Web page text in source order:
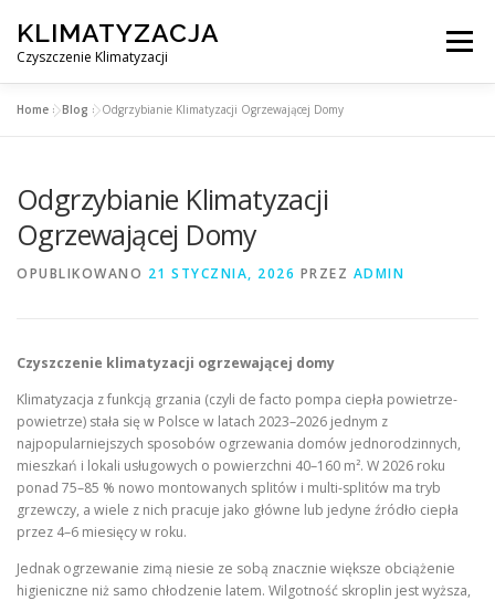
treści
KLIMATYZACJA
Czyszczenie Klimatyzacji
Menu
OBSŁUGIWANE MIASTA POD WARSZAWĄ
Home »Blog »Odgrzybianie Klimatyzacji Ogrzewającej Domy
Odgrzybianie Klimatyzacji
Ogrzewającej Domy
OPUBLIKOWANO 21 STYCZNIA, 2026 PRZEZ ADMIN
Czyszczenie klimatyzacji ogrzewającej domy
Klimatyzacja z funkcją grzania (czyli de facto pompa ciepła powietrze-
powietrze) stała się w Polsce w latach 2023–2026 jednym z
najpopularniejszych sposobów ogrzewania domów jednorodzinnych,
mieszkań i lokali usługowych o powierzchni 40–160 m². W 2026 roku
ponad 75–85 % nowo montowanych splitów i multi-splitów ma tryb
grzewczy, a wiele z nich pracuje jako główne lub jedyne źródło ciepła
przez 4–6 miesięcy w roku.
Jednak ogrzewanie zimą niesie ze sobą znacznie większe obciążenie
higieniczne niż samo chłodzenie latem. Wilgotność skroplin jest wyższa,